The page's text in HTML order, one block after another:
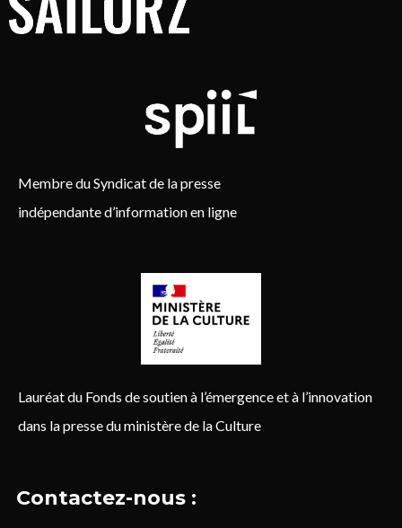
Membre du Syndicat de la presse
indépendante d’information en ligne
Lauréat du Fonds de soutien à l’émergence et à l’innovation
dans la presse du ministère de la Culture
Contactez-nous :